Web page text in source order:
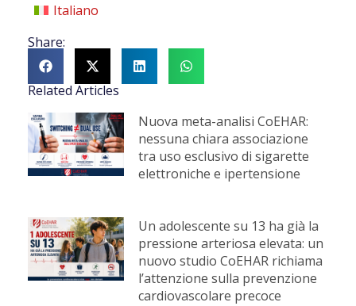
Italiano
Share:
Related Articles
Nuova meta-analisi CoEHAR:
nessuna chiara associazione
tra uso esclusivo di sigarette
elettroniche e ipertensione
Un adolescente su 13 ha già la
pressione arteriosa elevata: un
nuovo studio CoEHAR richiama
l’attenzione sulla prevenzione
cardiovascolare precoce